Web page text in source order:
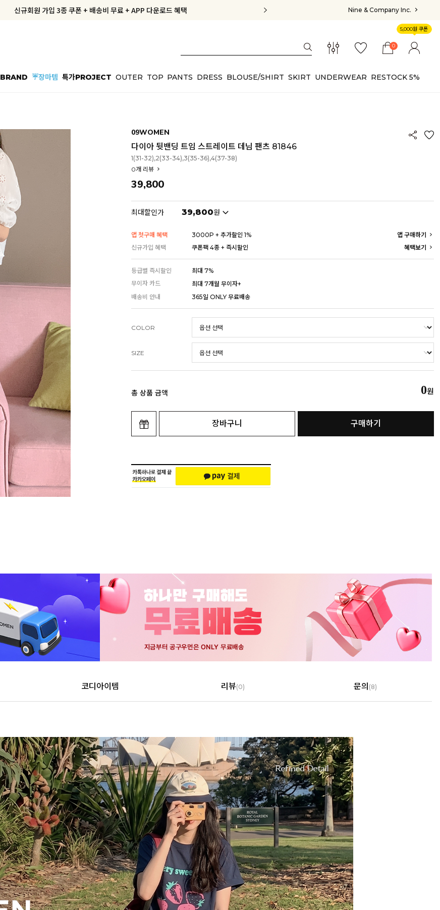
신규회원 가입 3종 쿠폰 + 배송비 무료 + APP 다운로드 혜택
오늘출발, 내일도착! 10%OFF
지금부터 공구우먼은 ONLY 무료배송✨
신규회원 가입 3종 쿠폰 + 배송비 무료 + APP 다운로드 혜택 Nine & Company Inc.
0
5,000원 쿠폰
BRAND ☔장마템 특가PROJECT OUTER TOP PANTS DRESS BLOUSE/SHIRT SKIRT UNDERWEAR RESTOCK 5%
09WOMEN
다이아 뒷밴딩 트임 스트레이트 데님 팬츠 81846
1(31-32),2(33-34),3(35-36),4(37-38)
0개 리뷰
39,800
최대할인가 39,800원
앱 첫구매 혜택 3000P + 추가할인 1%
앱 구매하기
신규가입 혜택
쿠폰팩 4종 + 즉시할인 혜택보기
등급별 즉시할인
최대 7%
무이자 카드
최대 7개월 무이자+
배송비 안내
365일 ONLY 무료배송
COLOR
SIZE
총 상품 금액 0원
장바구니 구매하기
코디아이템 리뷰(0) 문의 (8)